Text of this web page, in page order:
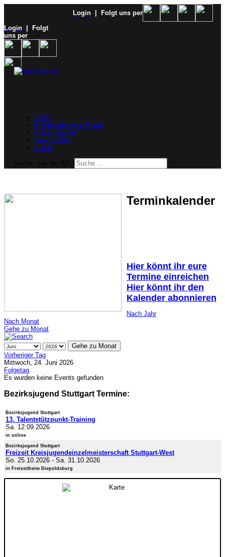
Login
| Folgt uns per
Login
| Folgt
uns per
SVW
Ergebnisdienst & Portal
Schachjugend
Verein finden
E-Mail
Terminkalender
Hier könnt ihr eure
Termine einreichen
Hier könnt ihr den
Kalender abonnieren
Nach Jahr
Nach Monat
Gehe zu Monat
Gehe zu Monat
Vorheriger Tag
Mittwoch, 24. Juni 2026
Folgetag
Es wurden keine Events gefunden
Bezirksjugend Stuttgart Termine:
Bezirksjugend Stuttgart
13. Talentstützpunkt-Training
Sa. 12.09.2026
in online
Bezirksjugend Stuttgart
Freizeit Kreisjugendeinzelmeisterschaft Stuttgart-West
So. 25.10.2026 - Sa. 31.10.2026
in Freizeitheim Diepoldsburg